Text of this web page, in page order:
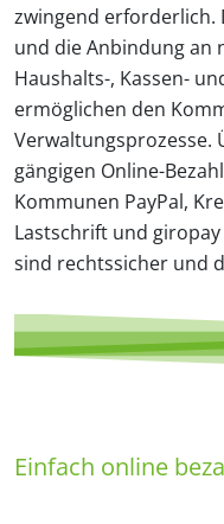
zwingend erforderlich.
und die Anbindung an
Haushalts-, Kassen-
ermöglichen den
Verwaltungsprozesse.
gängigen Online-
Kommunen PayPal,
Lastschrift und
sind rechtssicher und
Einfach online